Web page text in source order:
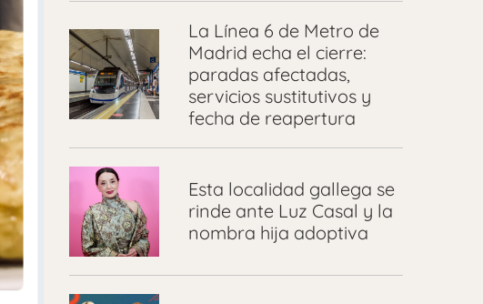
La Línea 6 de Metro de
Madrid echa el cierre:
paradas afectadas,
servicios sustitutivos y
fecha de reapertura
Esta localidad gallega se
rinde ante Luz Casal y la
nombra hija adoptiva